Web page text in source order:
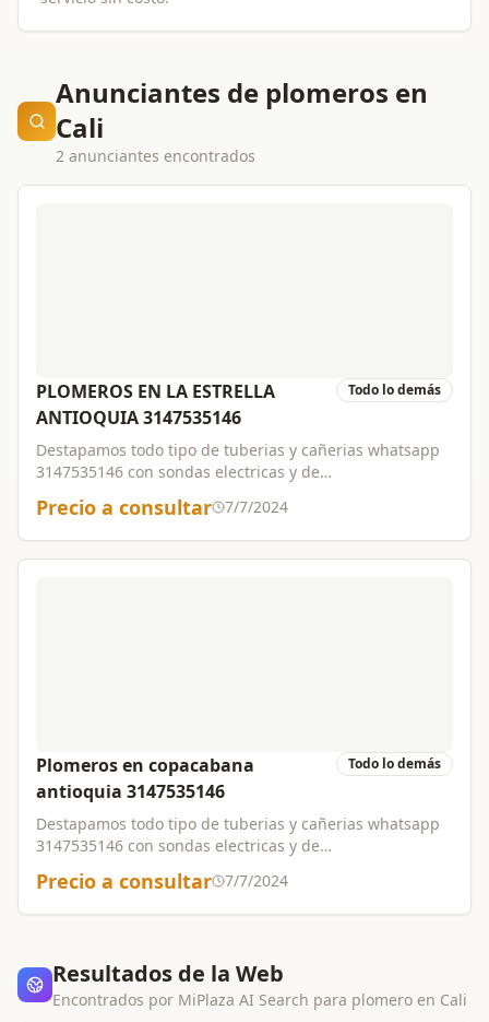
Anunciantes de plomeros en
Cali
2 anunciantes encontrados
PLOMEROS EN LA ESTRELLA
ANTIOQUIA 3147535146
Todo lo demás
Destapamos todo tipo de tuberias y cañerias whatsapp
3147535146 con sondas electricas y de
personal altamente calificado y certificado,trabajos
garantizados.
Precio a consultar 7/7/2024
Plomeros en copacabana
antioquia 3147535146
Todo lo demás
Destapamos todo tipo de tuberias y cañerias whatsapp
3147535146 con sondas electricas y de
personal altamente calificado y certificado,trabajos
garantizados
Precio a consultar 7/7/2024
Resultados de la Web
Encontrados por MiPlaza AI Search para plomero en Cali